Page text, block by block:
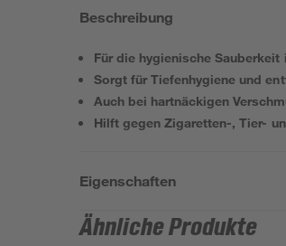
Beschreibung
Für die hygienische
Sorgt für Tiefenhygiene und
Auch bei hartnäckigen
Hilft gegen Zigaretten-, Tier-
Eigenschaften
Ähnliche Produkte